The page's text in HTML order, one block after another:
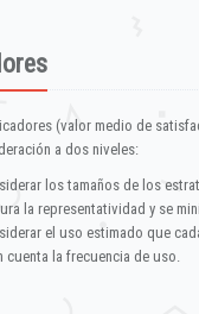
(valor medio de
a dos niveles:
los tamaños de los
la representatividad y se
el uso estimado que
cuenta la frecuencia de uso.